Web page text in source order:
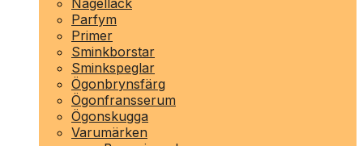
Nagellack
Parfym
Primer
Sminkborstar
Sminkspeglar
Ögonbrynsfärg
Ögonfransserum
Ögonskugga
Varumärken